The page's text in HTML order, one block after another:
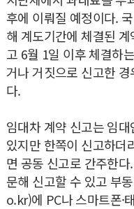
후에 이뤄질 예정이다.
해 계도기간에 체결된
고 6월 1일 이후 체결하
거나 거짓으로 신고한
다.
임대차 계약 신고는 임
있지만 한쪽이 신고하더
면 공동 신고로 간주한
문해 신고할 수 있고 부
o.kr)에 PC나 스마트폰·